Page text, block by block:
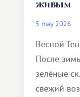
живым
5 may 2026
Весной
После
зелёные
свежий